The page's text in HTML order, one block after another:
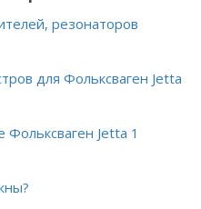
резонаторов
для Фольксваген Jetta
Jetta 1